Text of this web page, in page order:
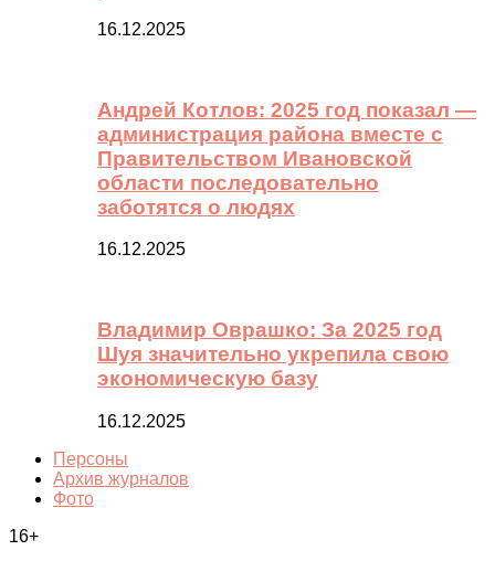
16.12.2025
Андрей Котлов: 2025 год показал —
администрация района вместе с
Правительством Ивановской
области последовательно
заботятся о людях
16.12.2025
Владимир Оврашко: За 2025 год
Шуя значительно укрепила свою
экономическую базу
16.12.2025
Персоны
Архив журналов
Фото
16+